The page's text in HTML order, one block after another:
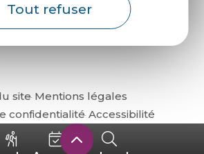
Tout refuser
site Mentions légales
confidentialité Accessibilité